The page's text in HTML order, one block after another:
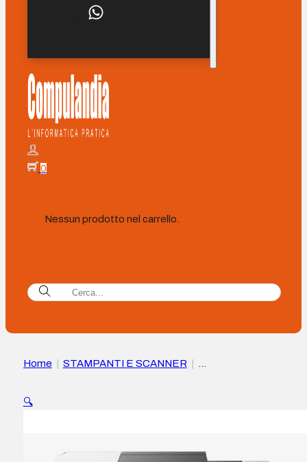
0
Nessun prodotto nel carrello.
Home STAMPANTI E SCANNER
Stampante multifunzione a colori WiFi fronte/retro 24 ppm –
🔍